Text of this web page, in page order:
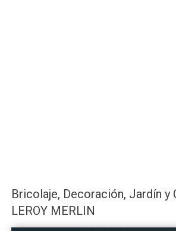
Bricolaje, Decoración, Jardín y
LEROY MERLIN